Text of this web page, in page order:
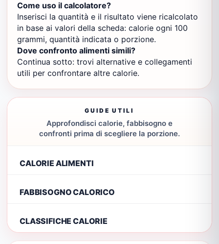
Come uso il calcolatore?
Inserisci la quantità e il risultato viene ricalcolato
in base ai valori della scheda: calorie ogni 100
grammi, quantità indicata o porzione.
Dove confronto alimenti simili?
Continua sotto: trovi alternative e collegamenti
utili per confrontare altre calorie.
GUIDE UTILI
Approfondisci calorie, fabbisogno e
confronti prima di scegliere la porzione.
CALORIE ALIMENTI
FABBISOGNO CALORICO
CLASSIFICHE CALORIE